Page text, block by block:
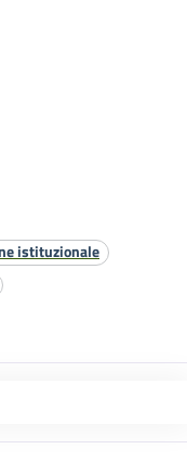
istituzionale